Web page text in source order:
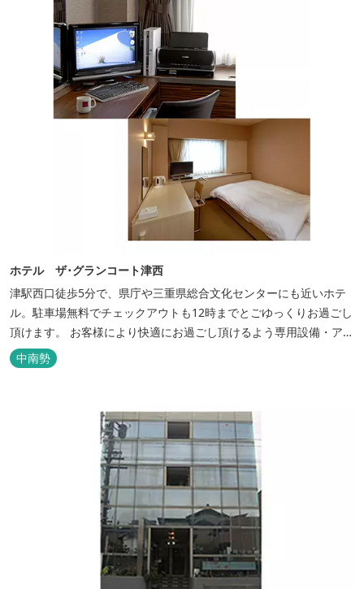
ホテル ザ･グランコート津西
津駅西口徒歩5分で、県庁や三重県総合文化センターにも近いホテ
ル。駐車場無料でチェックアウトも12時までとごゆっくりお過ごし
頂けます。 お客様により快適にお過ごし頂けるよう専用設備・アメ
ニティ付き女性専用フロアやビジネスマンに最適なパソコン・プリ
ンター設置のお部屋など多種多様な部屋タイプ・サービスをご用
フェ＆レストランE...
中南勢